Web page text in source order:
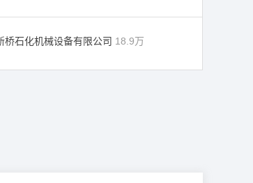
桥石化机械设备有限公司 18.9万